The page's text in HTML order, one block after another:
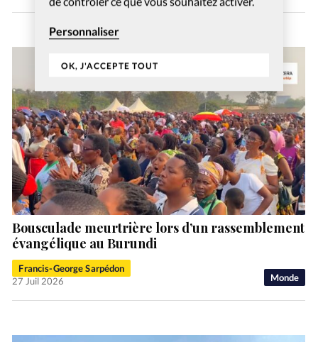
Personnaliser
OK, J'ACCEPTE TOUT
Monde
Bousculade meurtrière lors d’un rassemblement
évangélique au Burundi
Francis-George Sarpédon
27 Juil 2026